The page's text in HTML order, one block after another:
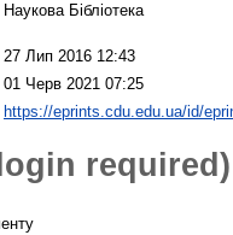
Наукова Бібліотека
27 Лип 2016 12:43
01 Черв 2021 07:25
https://eprints.cdu.edu.ua/id/
required)